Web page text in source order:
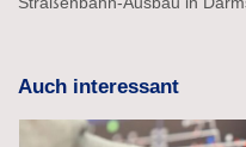
Auch interessant